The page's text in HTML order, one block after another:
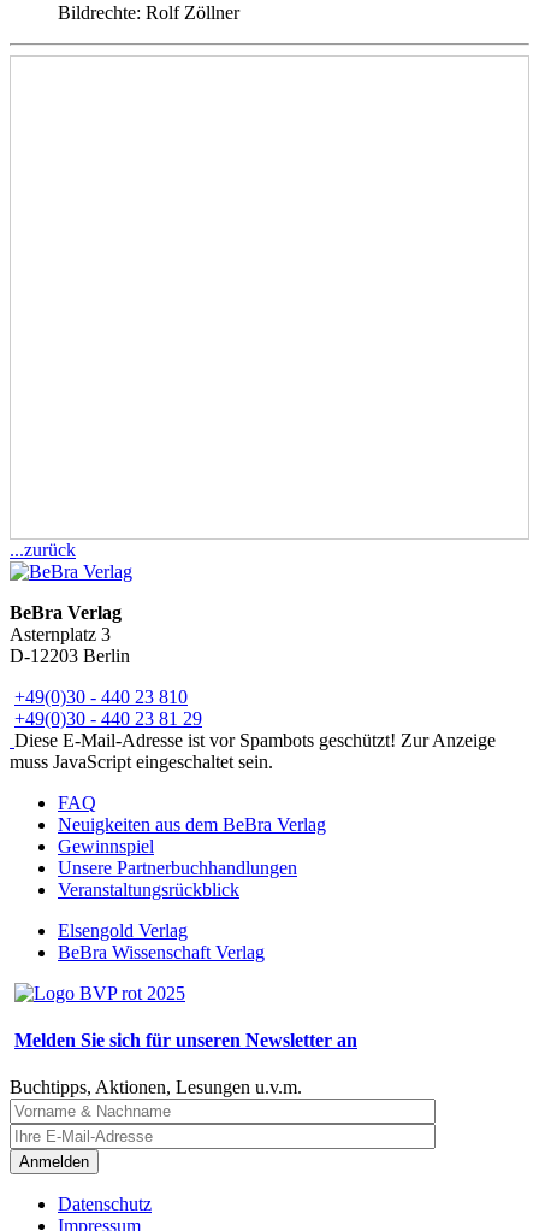
Bildrechte: Rolf Zöllner
...zurück
BeBra Verlag
Asternplatz 3
D-12203 Berlin
+49(0)30 - 440 23 810
+49(0)30 - 440 23 81 29
Diese E-Mail-Adresse ist vor Spambots geschützt! Zur Anzeige
muss JavaScript eingeschaltet sein.
FAQ
Neuigkeiten aus dem BeBra Verlag
Gewinnspiel
Unsere Partnerbuchhandlungen
Veranstaltungsrückblick
Elsengold Verlag
BeBra Wissenschaft Verlag
Melden Sie sich für unseren Newsletter an
Buchtipps, Aktionen, Lesungen u.v.m.
Anmelden
Datenschutz
Impressum